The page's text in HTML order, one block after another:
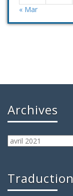
« Mar
Archives
Archives
Traduction